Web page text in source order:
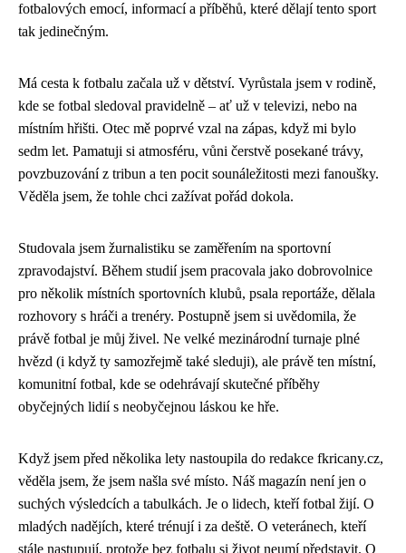
fotbalových emocí, informací a příběhů, které dělají tento sport
tak jedinečným.
Má cesta k fotbalu začala už v dětství. Vyrůstala jsem v rodině,
kde se fotbal sledoval pravidelně – ať už v televizi, nebo na
místním hřišti. Otec mě poprvé vzal na zápas, když mi bylo
sedm let. Pamatuji si atmosféru, vůni čerstvě posekané trávy,
povzbuzování z tribun a ten pocit sounáležitosti mezi fanoušky.
Věděla jsem, že tohle chci zažívat pořád dokola.
Studovala jsem žurnalistiku se zaměřením na sportovní
zpravodajství. Během studií jsem pracovala jako dobrovolnice
pro několik místních sportovních klubů, psala reportáže, dělala
rozhovory s hráči a trenéry. Postupně jsem si uvědomila, že
právě fotbal je můj živel. Ne velké mezinárodní turnaje plné
hvězd (i když ty samozřejmě také sleduji), ale právě ten místní,
komunitní fotbal, kde se odehrávají skutečné příběhy
obyčejných lidií s neobyčejnou láskou ke hře.
Když jsem před několika lety nastoupila do redakce fkricany.cz,
věděla jsem, že jsem našla své místo. Náš magazín není jen o
suchých výsledcích a tabulkách. Je o lidech, kteří fotbal žijí. O
mladých nadějích, které trénují i za deště. O veteránech, kteří
stále nastupují, protože bez fotbalu si život neumí představit. O